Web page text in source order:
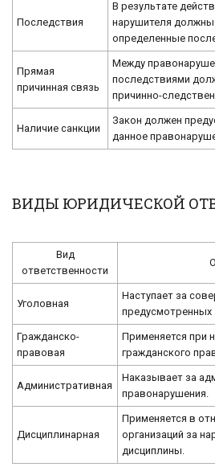
Последствия
В результате
нарушителя должны
определенные
Прямая
причинная связь
Между
последствиями
причинно-
Наличие санкции
Закон должен
данное
ВИДЫ ЮРИДИЧЕСКОЙ
Вид
ответственности
Уголовная
Наступает за
предусмотренных
Гражданско-
правовая
Применяется при
гражданского
Административная
Наказывает за
правонарушения.
Дисциплинарная
Применяется в
организаций за
дисциплины.